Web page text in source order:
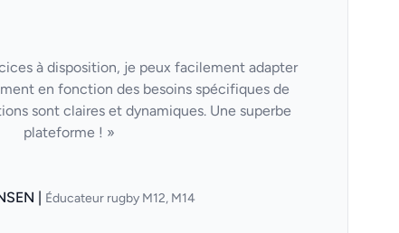
à disposition, je peux facilement adapter
en fonction des besoins spécifiques de
sont claires et dynamiques. Une superbe
plateforme ! »
| Éducateur rugby M12, M14